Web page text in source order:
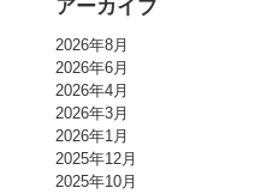
アーカイブ
2026年8月
2026年6月
2026年4月
2026年3月
2026年1月
2025年12月
2025年10月